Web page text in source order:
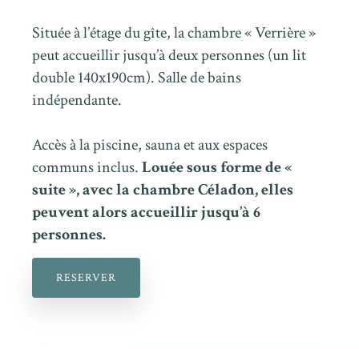
Située à l’étage du gîte, la chambre « Verrière »
peut accueillir jusqu’à deux personnes (un lit
double 140x190cm). Salle de bains
indépendante.
Accès à la piscine, sauna et aux espaces
communs inclus.Louée sous forme de «
suite », avec la chambre Céladon, elles
peuvent alors accueillir jusqu’à 6
personnes.
RESERVER